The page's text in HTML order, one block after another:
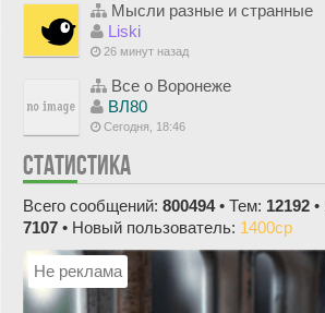
Мысли разные и странные
Liski
26 минут назад
Все о Воронеже
ВЛ80
Сегодня, 18:46
СТАТИСТИКА
Всего сообщений: 800494• Тем: 12192
7107 • Новый пользователь: 1400cp
Не реклама